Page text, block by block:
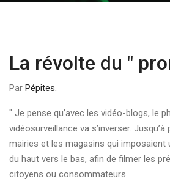
La révolte du "
Par Pépites.
" Je pense qu’avec les vidéo-blogs, le
vidéosurveillance va s’inverser. Jusqu’à
mairies et les magasins qui imposaient
du haut vers le bas, afin de filmer les
citoyens ou consommateurs.